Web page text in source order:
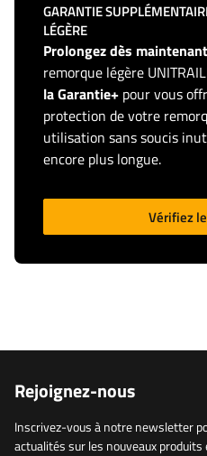
GARANTIE
LÉGÈRE
Prolongez dès
remorque légère
la Garantie+ pour vous
protection de votre
utilisation sans soucis
encore plus longue.
Vérifiez
Rejoignez-nous
Inscrivez-vous à notre newsletter
actualités sur les nouveaux